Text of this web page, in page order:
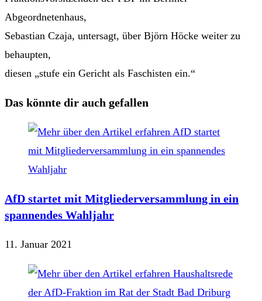
Abgeordnetenhaus,
Sebastian Czaja, untersagt, über Björn Höcke weiter zu
behaupten,
diesen „stufe ein Gericht als Faschisten ein.“
Das könnte dir auch gefallen
AfD startet mit Mitgliederversammlung in ein
spannendes Wahljahr
11. Januar 2021